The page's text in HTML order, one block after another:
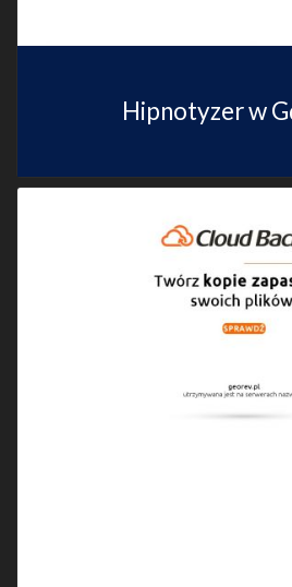
Hipnotyzer w